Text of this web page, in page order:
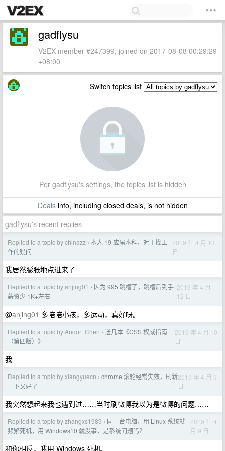
gadflysu
V2EX member #247399, joined on 2017-08-08 00:29:29
+08:00
Switch topics list
Per gadflysu's settings, the topics list is hidden
Dealsinfo, including closed deals, is not hidden
gadflysu's recent replies
Replied to a topic by chinazz › 本人 19 应届本科，对于找工
作的疑问
2019 年 4 月 13
日
我居然膨胀地点进来了
Replied to a topic by anjing01 › 因为 995 跳槽了，跳槽后到手
薪资少 1K+左右
2019 年 4 月
12 日
@anjing01 多陪陪小孩，多运动，真好呀。
Replied to a topic by Andor_Chen › 送几本《CSS 权威指南
（第四版）》
2019 年 4 月 10
日
我
Replied to a topic by xiangyuecn › chrome 滚轮经常失效，刷新
一下又好了
2019 年 4 月 9
日
我突然想起来我也遇到过……当时刷微博我以为是微博的问题……
Replied to a topic by zhangxs1989 › 同一台电脑，用 Linux 系统就
频繁死机，用 Windows10 就没事，是系统问题吗？
2019 年 4
月 9 日
和你相反，我用 Windows 死机。